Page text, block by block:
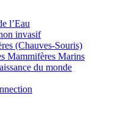
l’Eau
invasif
(Chauves-Souris)
Mammifères Marins
du monde